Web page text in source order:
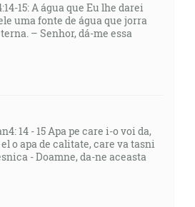
15: A água que Eu lhe darei
uma fonte de água que jorra
– Senhor, dá-me essa
14 - 15 Apa pe care i-o voi da,
o apa de calitate, care va tasni
- Doamne, da-ne aceasta